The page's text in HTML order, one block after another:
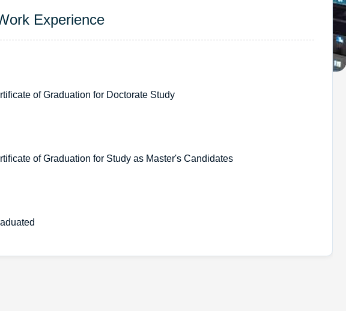
Experience
of Graduation for Doctorate Study
of Graduation for Study as Master's Candidates